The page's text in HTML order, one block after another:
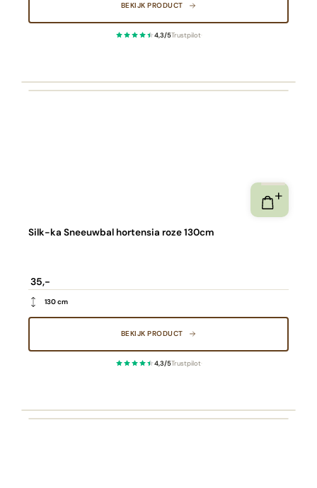
BEKIJK PRODUCT
4,3/5Trustpilot·
Silk-ka Sneeuwbal hortensia roze 130cm
35,-
130 cm
BEKIJK PRODUCT
4,3/5Trustpilot·